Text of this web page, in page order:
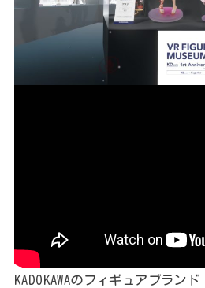
KADOKAWAのフィギュアブランド